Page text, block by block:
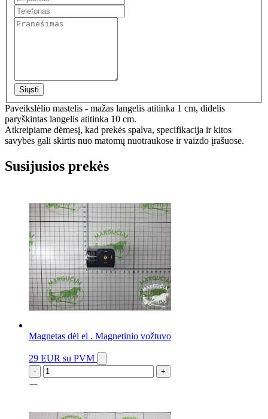
Siųsti
Paveikslėlio mastelis - mažas langelis atitinka 1 cm, didelis
paryškintas langelis atitinka 10 cm.
Atkreipiame dėmesį, kad prekės spalva, specifikacija ir kitos
savybės gali skirtis nuo matomų nuotraukose ir vaizdo įrašuose.
Susijusios prekės
Magnetas dėl el . Magnetinio vožtuvo
29 EUR su PVM
- +